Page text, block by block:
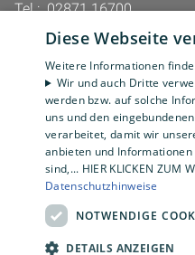
Tel.: 02871 16700
Impressum
Barrierefreiheitserklärung
Datenschutzerklärung
AGB
Diese Webseite
Weitere Informationen
Wir und auch Dritte
werden bzw. auf solche
uns und den
verarbeitet, damit wir
anbieten und
sind,... HIER KLICKEN ZUM
Datenschutzhinweise
NOTWENDIGE
DETAILS ANZEIGEN